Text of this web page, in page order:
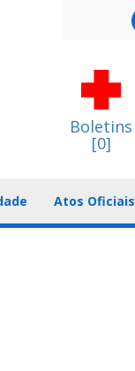
Boletins
[0]
Atos Oficiais